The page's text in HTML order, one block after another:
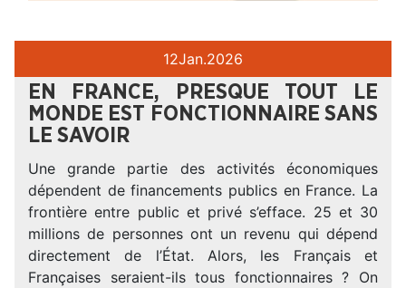
12Jan.2026
EN FRANCE, PRESQUE TOUT LE
MONDE EST FONCTIONNAIRE SANS
LE SAVOIR
Une grande partie des activités économiques
dépendent de financements publics en France. La
frontière entre public et privé s’efface. 25 et 30
millions de personnes ont un revenu qui dépend
directement de l’État. Alors, les Français et
Françaises seraient-ils tous fonctionnaires ? On